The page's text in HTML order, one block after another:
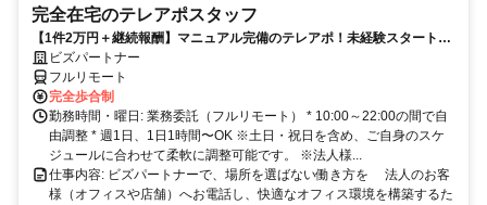
完全在宅のテレアポスタッフ
【1件2万円＋継続報酬】マニュアル完備のテレアポ！未経験スタートの
副業スタッフ活躍中／丁寧なフォロー体制あり
ビズパートナー
フルリモート
完全歩合制
勤務時間・曜日: 業務委託（フルリモート） * 10:00～22:00の間で自
由調整 * 週1日、1日1時間〜OK ※土日・祝日を含め、ご自身のスケ
ジュールに合わせて柔軟に調整可能です。 ※法人様...
仕事内容: ビズパートナーで、場所を選ばない働き方を 法人のお客
様（オフィスや店舗）へお電話し、快適なオフィス環境を構築するた